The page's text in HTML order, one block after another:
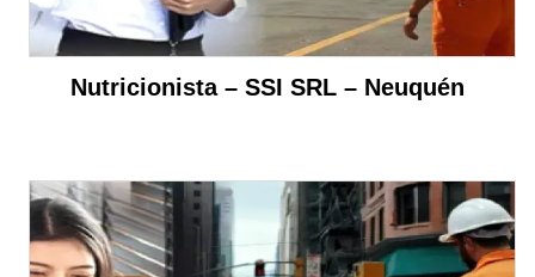
Nutricionista – SSI SRL – Neuquén